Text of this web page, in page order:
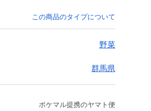
この商品のタイプについて
野菜
群馬県
ポケマル提携のヤマト便